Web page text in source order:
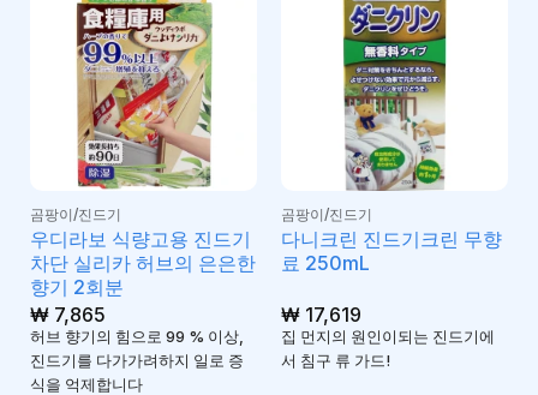
곰팡이/진드기
우디라보 식량고용 진드기
차단 실리카 허브의 은은한
향기 2회분
₩7,865
허브 향기의 힘으로 99 % 이상,
진드기를 다가가려하지 일로 증
식을 억제합니다
곰팡이/진드기
다니크린 진드기크린 무향
료 250mL
₩17,619
집 먼지의 원인이되는 진드기에
서 침구 류 가드!